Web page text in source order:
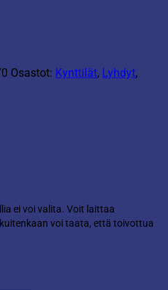
Osastot: Kynttilät, Lyhdyt,
ei voi valita. Voit laittaa
voi taata, että toivottua